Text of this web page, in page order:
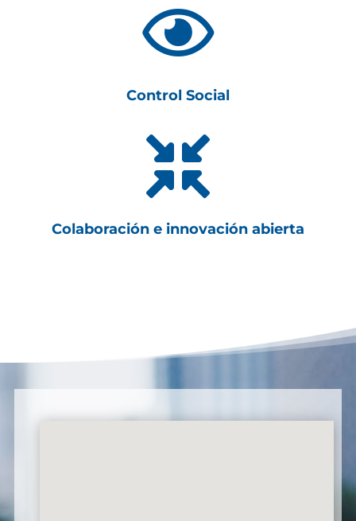

Control Social

Colaboración e innovación abierta